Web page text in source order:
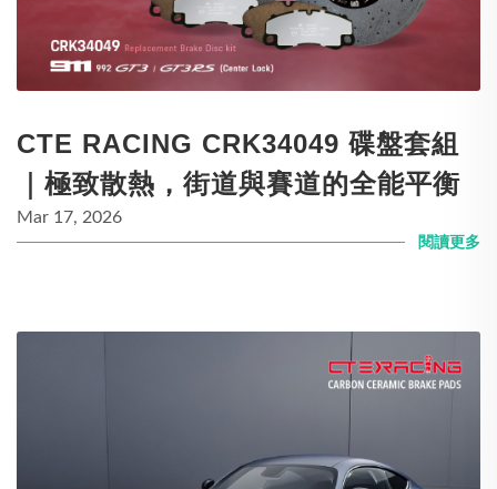
CTE RACING CRK34049 碟盤套組
｜極致散熱，街道與賽道的全能平衡
Mar 17, 2026
閱讀更多